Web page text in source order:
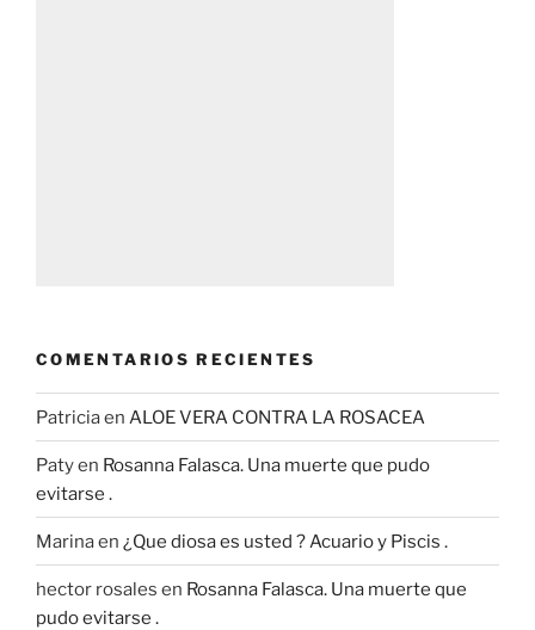
COMENTARIOS RECIENTES
Patriciaen ALOE VERA CONTRA LA ROSACEA
Patyen Rosanna Falasca. Una muerte que pudo
evitarse .
Marinaen ¿Que diosa es usted ? Acuario y Piscis .
hector rosales en Rosanna Falasca. Una muerte que
pudo evitarse .